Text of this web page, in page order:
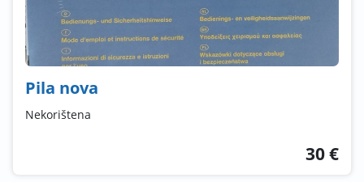
Pila nova
Nekorištena
30 €